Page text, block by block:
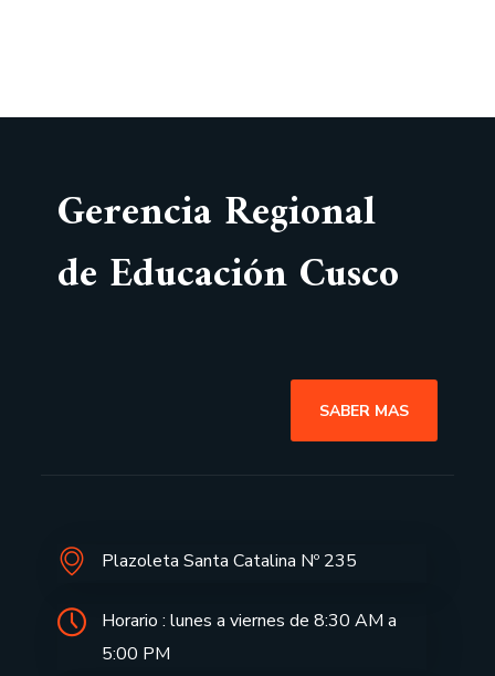
Gerencia Regional
de Educación Cusco
SABER MAS
Plazoleta Santa Catalina Nº 235
Horario : lunes a viernes de 8:30 AM a
5:00 PM